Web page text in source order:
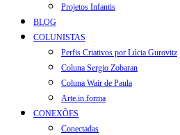
Projetos Infantis
BLOG
COLUNISTAS
Perfis Criativos por Lúcia Gurovitz
Coluna Sergio Zobaran
Coluna Wair de Paula
Arte.in.forma
CONEXÕES
Conectadas